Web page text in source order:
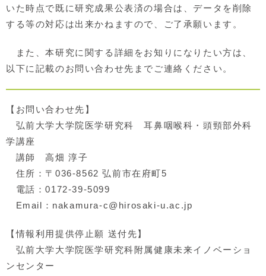
いた時点で既に研究成果公表済の場合は、データを削除
する等の対応は出来かねますので、ご了承願います。
また、本研究に関する詳細をお知りになりたい方は、
以下に記載のお問い合わせ先までご連絡ください。
【お問い合わせ先】
弘前大学大学院医学研究科 耳鼻咽喉科・頭頸部外科
学講座
講師 高畑 淳子
住所：〒036-8562 弘前市在府町5
電話：0172-39-5099
Email：nakamura-c@hirosaki-u.ac.jp
【情報利用提供停止願 送付先】
弘前大学大学院医学研究科附属健康未来イノベーショ
ンセンター